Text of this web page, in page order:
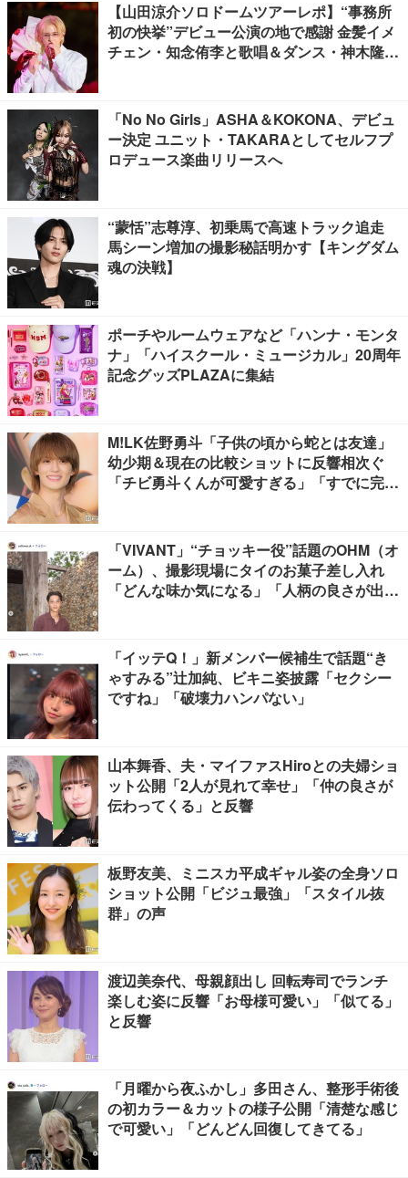
【山田涼介ソロドームツアーレポ】“事務所
初の快挙”デビュー公演の地で感謝 金髪イメ
チェン・知念侑李と歌唱＆ダンス・神木隆之
「No No Girls」ASHA＆KOKONA、デビュ
ー決定 ユニット・TAKARAとしてセルフプ
ロデュース楽曲リリースへ
“蒙恬”志尊淳、初乗馬で高速トラック追走
馬シーン増加の撮影秘話明かす【キングダム
魂の決戦】
ポーチやルームウェアなど「ハンナ・モンタ
ナ」「ハイスクール・ミュージカル」20周年
記念グッズPLAZAに集結
M!LK佐野勇斗「子供の頃から蛇とは友達」
幼少期＆現在の比較ショットに反響相次ぐ
「チビ勇斗くんが可愛すぎる」「すでに完成
「VIVANT」“チョッキー役”話題のOHM（オ
ーム）、撮影現場にタイのお菓子差し入れ
「どんな味か気になる」「人柄の良さが出て
「イッテQ！」新メンバー候補生で話題“き
ゃすみる”辻加純、ビキニ姿披露「セクシー
ですね」「破壊力ハンパない」
山本舞香、夫・マイファスHiroとの夫婦ショ
ット公開「2人が見れて幸せ」「仲の良さが
伝わってくる」と反響
板野友美、ミニスカ平成ギャル姿の全身ソロ
ショット公開「ビジュ最強」「スタイル抜
群」の声
渡辺美奈代、母親顔出し 回転寿司でランチ
楽しむ姿に反響「お母様可愛い」「似てる」
と反響
「月曜から夜ふかし」多田さん、整形手術後
の初カラー＆カットの様子公開「清楚な感じ
で可愛い」「どんどん回復してきてる」